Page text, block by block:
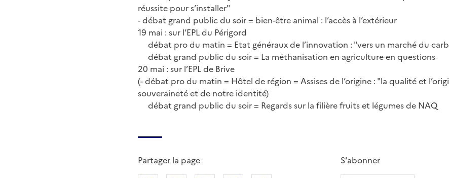
réussite pour s’installer"
- débat grand public du soir = bien-être animal : l’accès à l’extérieur
19 mai : sur l’EPL du Périgord
débat pro du matin = Etat généraux de l’innovation : "vers un marché du
débat grand public du soir = La méthanisation en agriculture en questions
20 mai : sur l’EPL de Brive
(- débat pro du matin = Hôtel de région = Assises de l’origine : "la qualité et
souveraineté et de notre identité)
débat grand public du soir = Regards sur la filière fruits et légumes de NAQ
Partager la page
S'abonner